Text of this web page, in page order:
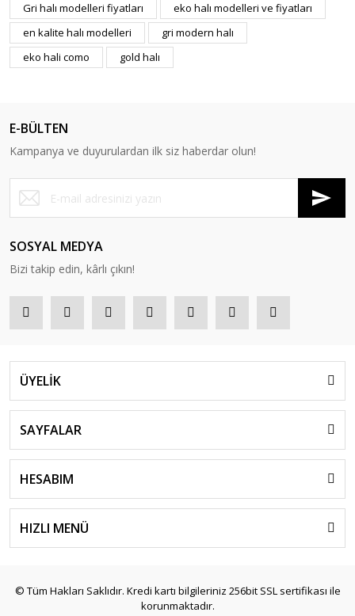
Gri halı modelleri fiyatları
eko halı modelleri ve fiyatları
en kalite halı modelleri
gri modern halı
eko hali como
gold halı
E-BÜLTEN
Kampanya ve duyurulardan ilk siz haberdar olun!
SOSYAL MEDYA
Bizi takip edin, kârlı çıkın!
ÜYELİK
SAYFALAR
HESABIM
HIZLI MENÜ
© Tüm Hakları Saklıdır. Kredi kartı bilgileriniz 256bit SSL sertifikası ile
korunmaktadır.